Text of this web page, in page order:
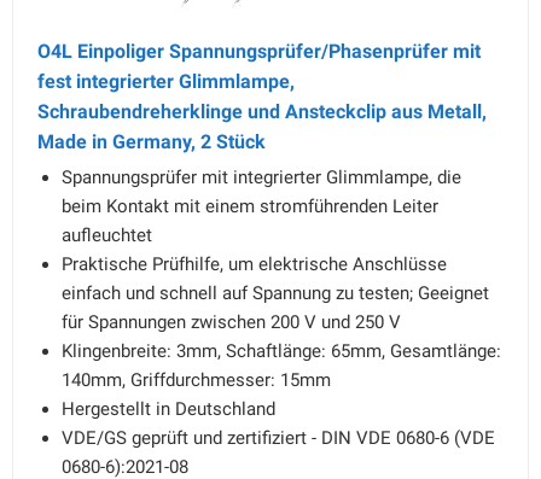
O4L Einpoliger Spannungsprüfer/Phasenprüfer mit
fest integrierter Glimmlampe,
Schraubendreherklinge und Ansteckclip aus Metall,
Made in Germany, 2 Stück
Spannungsprüfer mit integrierter Glimmlampe, die
beim Kontakt mit einem stromführenden Leiter
aufleuchtet
Praktische Prüfhilfe, um elektrische Anschlüsse
einfach und schnell auf Spannung zu testen; Geeignet
für Spannungen zwischen 200 V und 250 V
Klingenbreite: 3mm, Schaftlänge: 65mm, Gesamtlänge:
140mm, Griffdurchmesser: 15mm
Hergestellt in Deutschland
VDE/GS geprüft und zertifiziert - DIN VDE 0680-6 (VDE
0680-6):2021-08